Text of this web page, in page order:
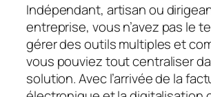
Indépendant, artisan ou
entreprise, vous n’avez pas le
gérer des outils multiples et
vous pouviez tout centraliser
solution. Avec l’arrivée de la